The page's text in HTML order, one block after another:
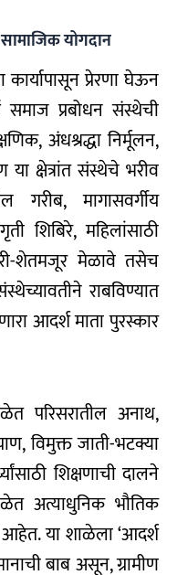
योगदान
कार्यापासून प्रेरणा घेऊन
समाज प्रबोधन संस्थेची
अंधश्रद्धा निर्मूलन,
क्षेत्रांत संस्थेचे भरीव
गरीब, मागासवर्गीय
शिबिरे, महिलांसाठी
शेतमजूर मेळावे तसेच
राबविण्यात
आदर्श माता पुरस्कार
परिसरातील अनाथ,
विमुक्त जाती-भटक्या
शिक्षणाची दालने
अत्याधुनिक भौतिक
या शाळेला ‘आदर्श
बाब असून, ग्रामीण